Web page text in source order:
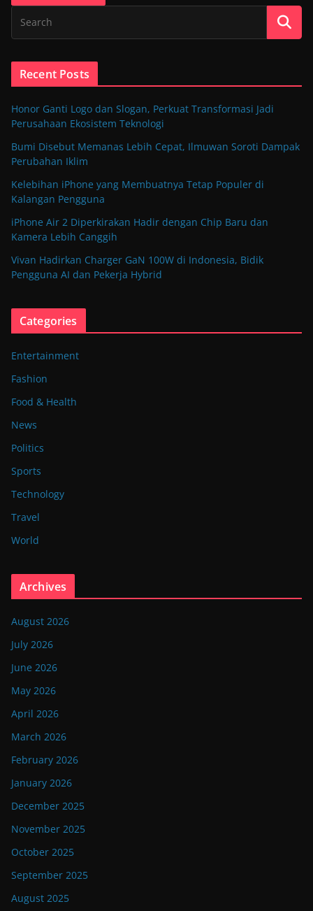
Recent Posts
Honor Ganti Logo dan Slogan, Perkuat Transformasi Jadi
Perusahaan Ekosistem Teknologi
Bumi Disebut Memanas Lebih Cepat, Ilmuwan Soroti Dampak
Perubahan Iklim
Kelebihan iPhone yang Membuatnya Tetap Populer di
Kalangan Pengguna
iPhone Air 2 Diperkirakan Hadir dengan Chip Baru dan
Kamera Lebih Canggih
Vivan Hadirkan Charger GaN 100W di Indonesia, Bidik
Pengguna AI dan Pekerja Hybrid
Categories
Entertainment
Fashion
Food & Health
News
Politics
Sports
Technology
Travel
World
Archives
August 2026
July 2026
June 2026
May 2026
April 2026
March 2026
February 2026
January 2026
December 2025
November 2025
October 2025
September 2025
August 2025